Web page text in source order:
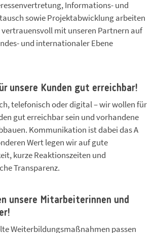
Informations- und
sowie Projektabwicklung arbeiten
mit unseren Partnern auf
und internationaler Ebene
unsere Kunden gut erreichbar!
telefonisch oder digital – wir wollen für
gut erreichbar sein und vorhandene
Kommunikation ist dabei das A
Wert legen wir auf gute
kurze Reaktionszeiten und
Transparenz.
unsere Mitarbeiterinnen und
Weiterbildungsmaßnahmen passen